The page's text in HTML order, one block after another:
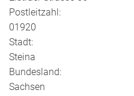
Postleitzahl:
01920
Stadt:
Steina
Bundesland:
Sachsen